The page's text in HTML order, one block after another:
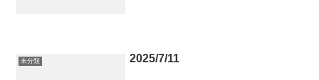
未分類 2025/7/11